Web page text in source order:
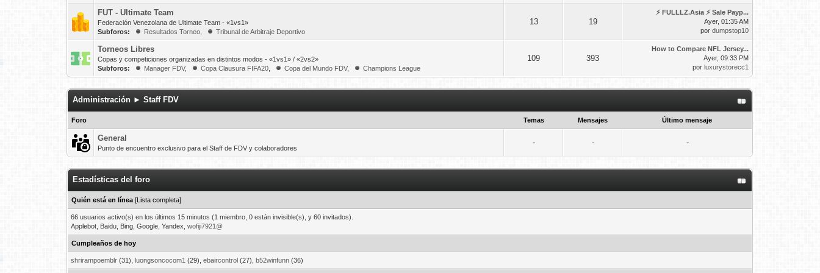
FUT - Ultimate Team
Federación Venezolana de Ultimate Team - «1vs1»
Subforos:
Resultados Torneo Tribunal de Arbitraje Deportivo
13 19
⚡ FULLLZ.Asia ⚡ Sale Payp...
Ayer, 01:35 AM
pordumpstop10
Torneos Libres
Copas y competiciones organizadas en distintos modos - «1vs1» / «2vs2»
Subforos:
Manager FDV, Copa Clausura FIFA20 Copa del Mundo FDV, Champions League
109 393
How to Compare NFL Jersey...
Ayer, 09:33 PM
porluxurystorecc1
Administración ► Staff FDV
Foro Temas Mensajes Último mensaje
General
Punto de encuentro exclusivo para el Staff de FDV y colaboradores
- - -
Estadísticas del foro
Quién está en línea [Lista completa]
66 usuarios activo(s) en los últimos 15 minutos (1 miembro, 0 están invisible(s), y 60 invitados).
Applebot, Baidu, Bing, Google, Yandex,wofiji7921@
Cumpleaños de hoy
shrirampoemblr (31),luongsoncocom1 (29),ebaircontrol (27),b52winfunn (36)